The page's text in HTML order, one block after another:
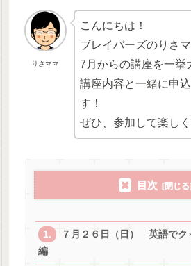
りさママ
こんにちは！
ブレイバーズのりさマ
7月からの講座を一挙
講座内容と一緒に申
す！
ぜひ、参加して楽し
目次
７月２６日（日） 英語で
編